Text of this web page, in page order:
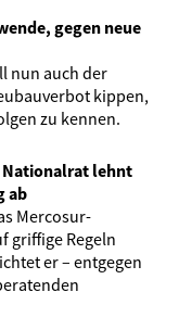
gegen neue
nun auch der
kippen,
zu kennen.
Nationalrat lehnt
ab
Mercosur-
griffige Regeln
er – entgegen